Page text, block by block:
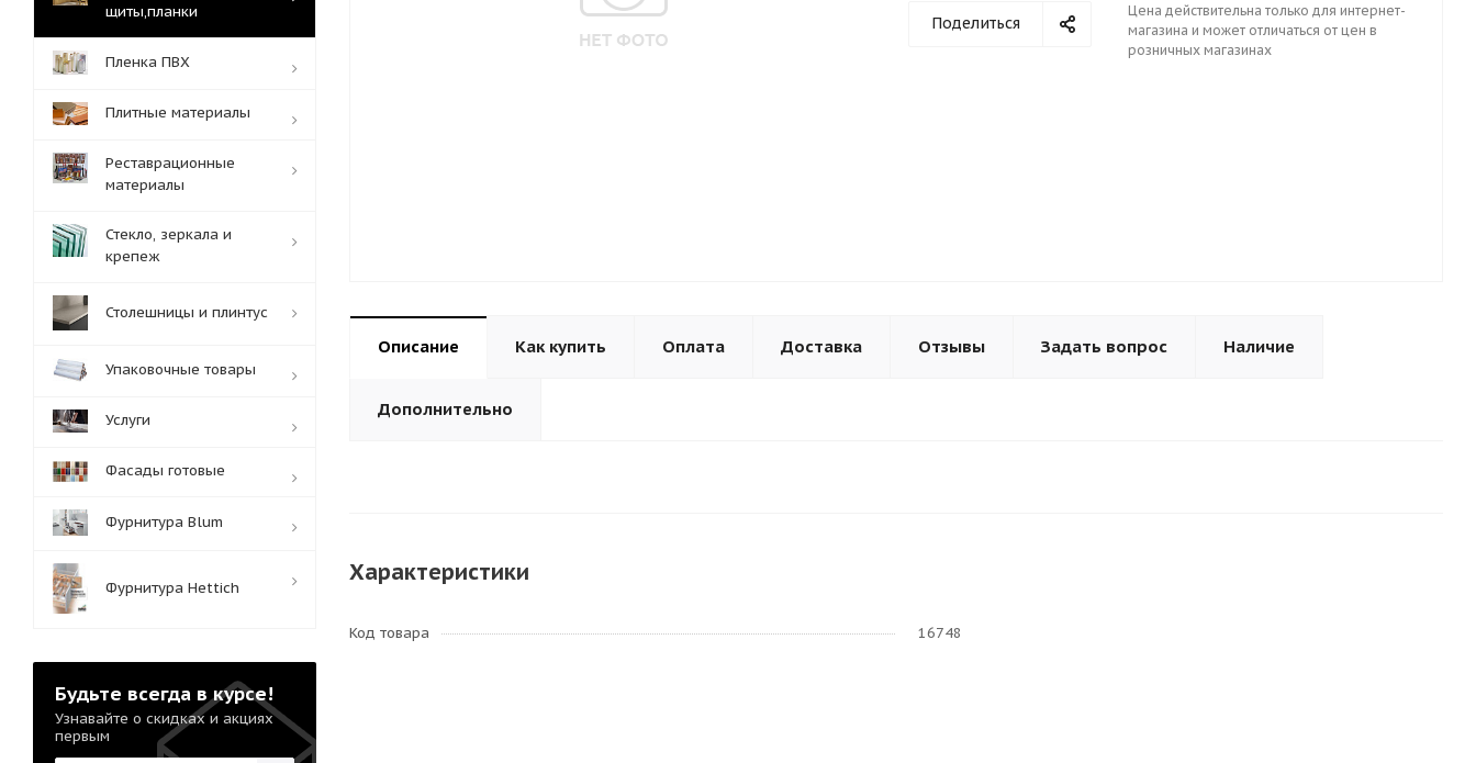
Поделиться
Цена действительна только для интернет-
магазина и может отличаться от цен в
розничных магазинах
Описание Как купить Оплата Доставка Отзывы Задать вопрос Наличие
Дополнительно
Характеристики
Код товара 16748
щиты,планки
Пленка ПВХ
Плитные материалы
Реставрационные
материалы
Стекло, зеркала и
крепеж
Столешницы и плинтус
Упаковочные товары
Услуги
Фасады готовые
Фурнитура Blum
Фурнитура Hettich
Будьте всегда в курсе!
Узнавайте о скидках и акциях
первым